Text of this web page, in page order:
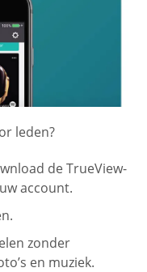
leden?
de TrueView-
account.
zonder
en muziek.